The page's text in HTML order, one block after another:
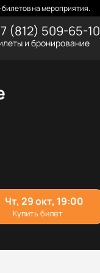
на мероприятия.
(812) 509-65-10
и бронирование